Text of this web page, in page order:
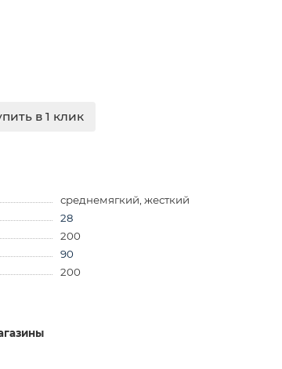
в 1 клик
среднемягкий, жесткий
28
200
90
200